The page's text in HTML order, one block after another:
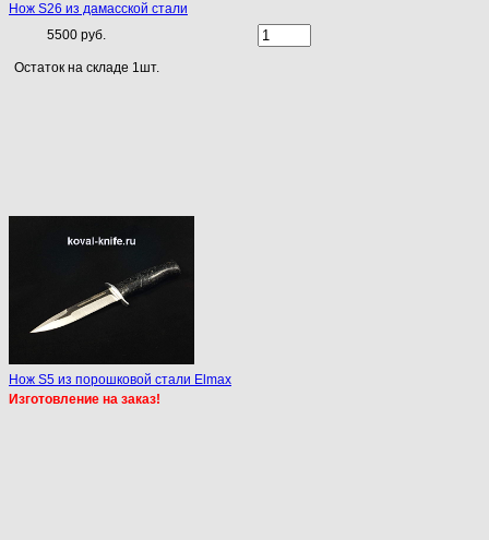
Нож S26 из дамасской стали
5500 руб.
Остаток на складе 1шт.
Нож S5 из порошковой стали Elmax
Изготовление на заказ!